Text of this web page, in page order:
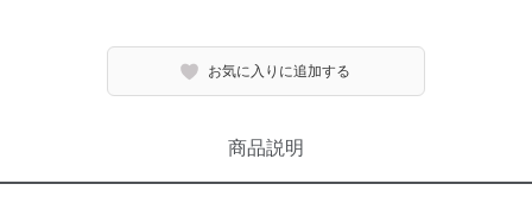
お気に入りに追加する
商品説明